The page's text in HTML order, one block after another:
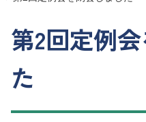
第2回定例
た